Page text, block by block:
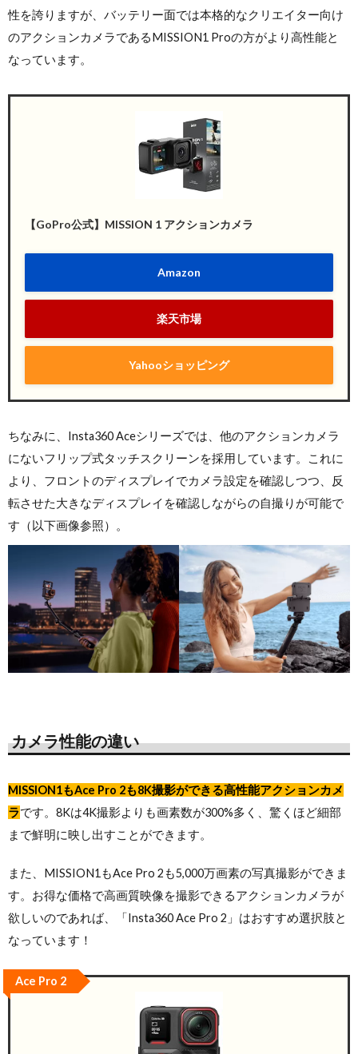
性を誇りますが、バッテリー面では本格的なクリエイター向け
のアクションカメラであるMISSION1 Proの方がより高性能と
なっています。
【GoPro公式】MISSION 1 アクションカメラ
Amazon
楽天市場
Yahooショッピング
ちなみに、Insta360 Aceシリーズでは、他のアクションカメラ
にないフリップ式タッチスクリーンを採用しています。これに
より、フロントのディスプレイでカメラ設定を確認しつつ、反
転させた大きなディスプレイを確認しながらの自撮りが可能で
す（以下画像参照）。
カメラ性能の違い
MISSION1もAce Pro 2も8K撮影ができる高性能アクションカメ
ラです。8Kは4K撮影よりも画素数が300%多く、驚くほど細部
まで鮮明に映し出すことができます。
また、MISSION1もAce Pro 2も5,000万画素の写真撮影ができま
す。お得な価格で高画質映像を撮影できるアクションカメラが
欲しいのであれば、「Insta360 Ace Pro 2」はおすすめ選択肢と
なっています！
Ace Pro 2